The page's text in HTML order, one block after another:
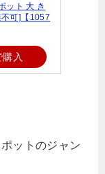
ット 大 き
可]【1057
入
ットのジャン